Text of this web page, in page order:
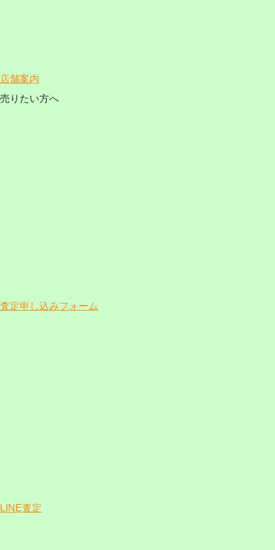
店舗案内
売りたい方へ
査定申し込みフォーム
LINE査定